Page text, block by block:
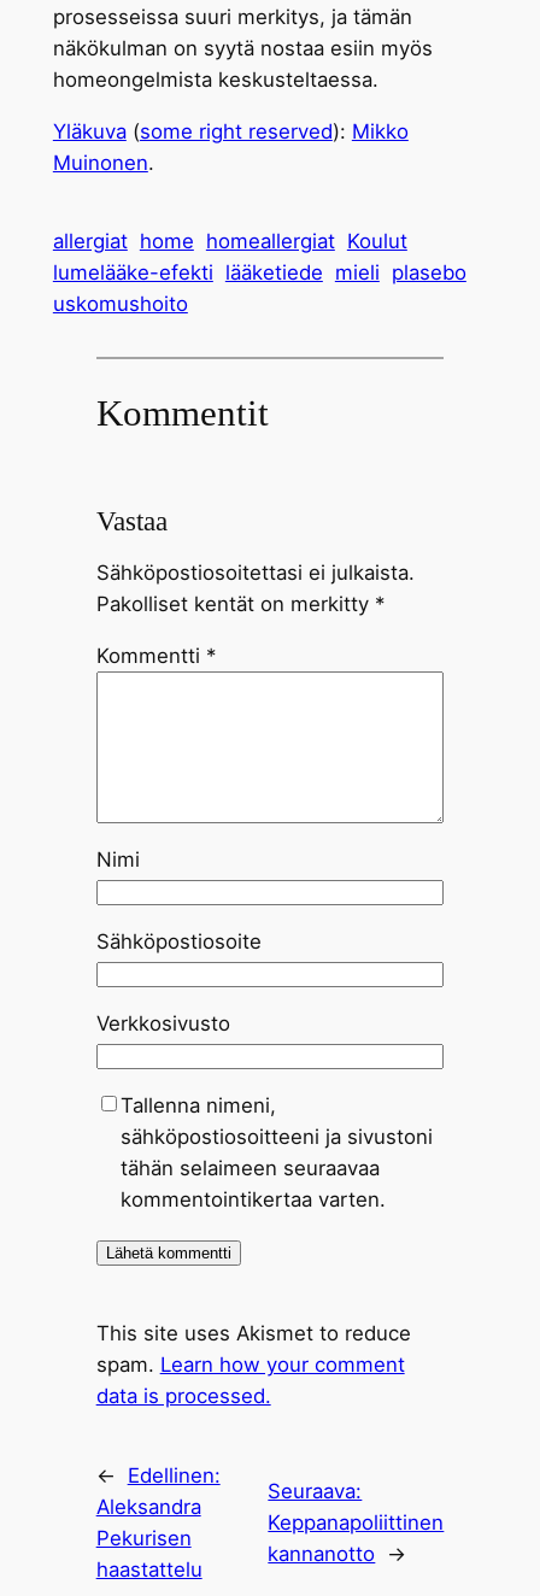
prosesseissa suuri merkitys, ja tämän
näkökulman on syytä nostaa esiin myös
homeongelmista keskusteltaessa.
Yläkuva(some right reserved): Mikko
Muinonen.
allergiat home homeallergiat Koulut
lumelääke-efekti lääketiede mieli plasebo
uskomushoito
Kommentit
Vastaa
Sähköpostiosoitettasi ei julkaista.
Pakolliset kentät on merkitty *
Kommentti *
Nimi
Sähköpostiosoite
Verkkosivusto
Tallenna nimeni,
sähköpostiosoitteeni ja sivustoni
tähän selaimeen seuraavaa
kommentointikertaa varten.
This site uses Akismet to reduce
spam. Learn how your comment
data is processed.
←
Edellinen:
Aleksandra
Pekurisen
haastattelu
Seuraava:
Keppanapoliittinen
kannanotto →